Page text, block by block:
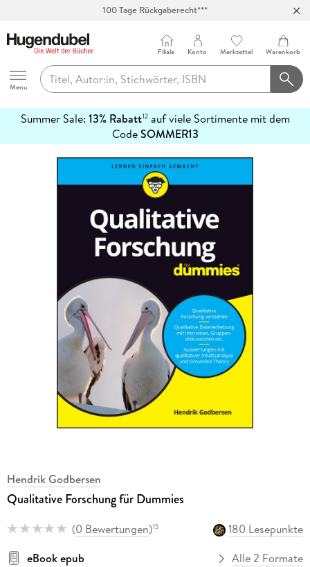
100 Tage Rückgaberecht***
Hugendubel
Menu
Filiale Konto Merkzettel Warenkorb
Summer Sale: 13% Rabatt12auf viele Sortimente mit dem
CodeSOMMER13
erfahren
Hendrik Godbersen
Qualitative Forschung für Dummies
(0 Bewertungen)15
180 Lesepunkte
eBook epub
Alle 2 Formate